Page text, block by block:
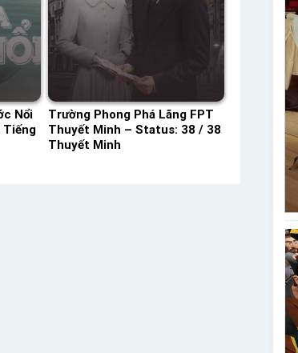
Nổi
Tiếng
Trường Phong Phá Lãng FPT
Thuyết Minh – Status: 38 / 38
Thuyết Minh